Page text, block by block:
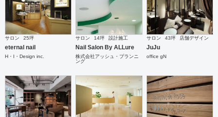
サロン 25坪
eternal nail
H・I・Design inc.
サロン 14坪 設計施工
Nail Salon By ALLure
株式会社アッシュ・プランニ
ング
サロン 43坪 店舗デザイン
JuJu
office gN